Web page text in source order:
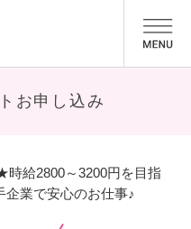
お申し込み
給2800～3200円を目指
業で安心のお仕事♪